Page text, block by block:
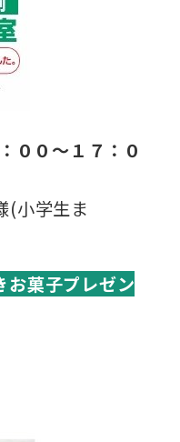
００～１７：０
(小学生ま
お菓子プレゼン